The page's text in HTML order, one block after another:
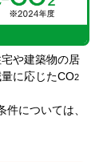
や建築物の居
に応じたCO2
については、